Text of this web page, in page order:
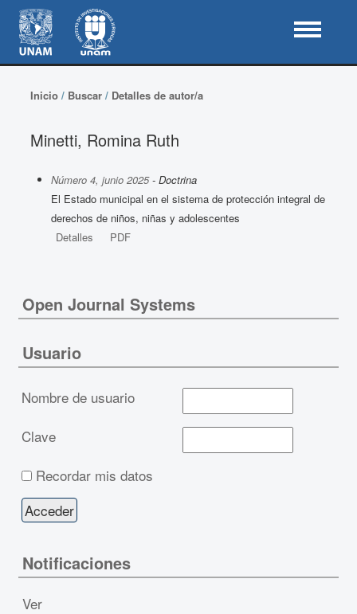
Inicio/ Buscar/ Detalles de autor/a
Minetti, Romina Ruth
Número 4, junio 2025- Doctrina
El Estado municipal en el sistema de protección integral de
derechos de niños, niñas y adolescentes
Detalles
PDF
Open Journal Systems
Usuario
Nombre de usuario
Clave
Recordar mis datos
Notificaciones
Ver